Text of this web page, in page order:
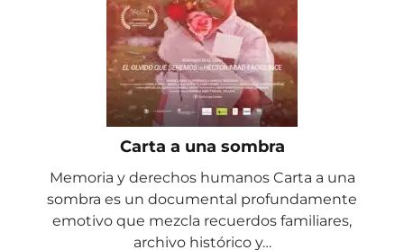
Carta a una sombra
Memoria y derechos humanos Carta a una
sombra es un documental profundamente
emotivo que mezcla recuerdos familiares,
archivo histórico y…